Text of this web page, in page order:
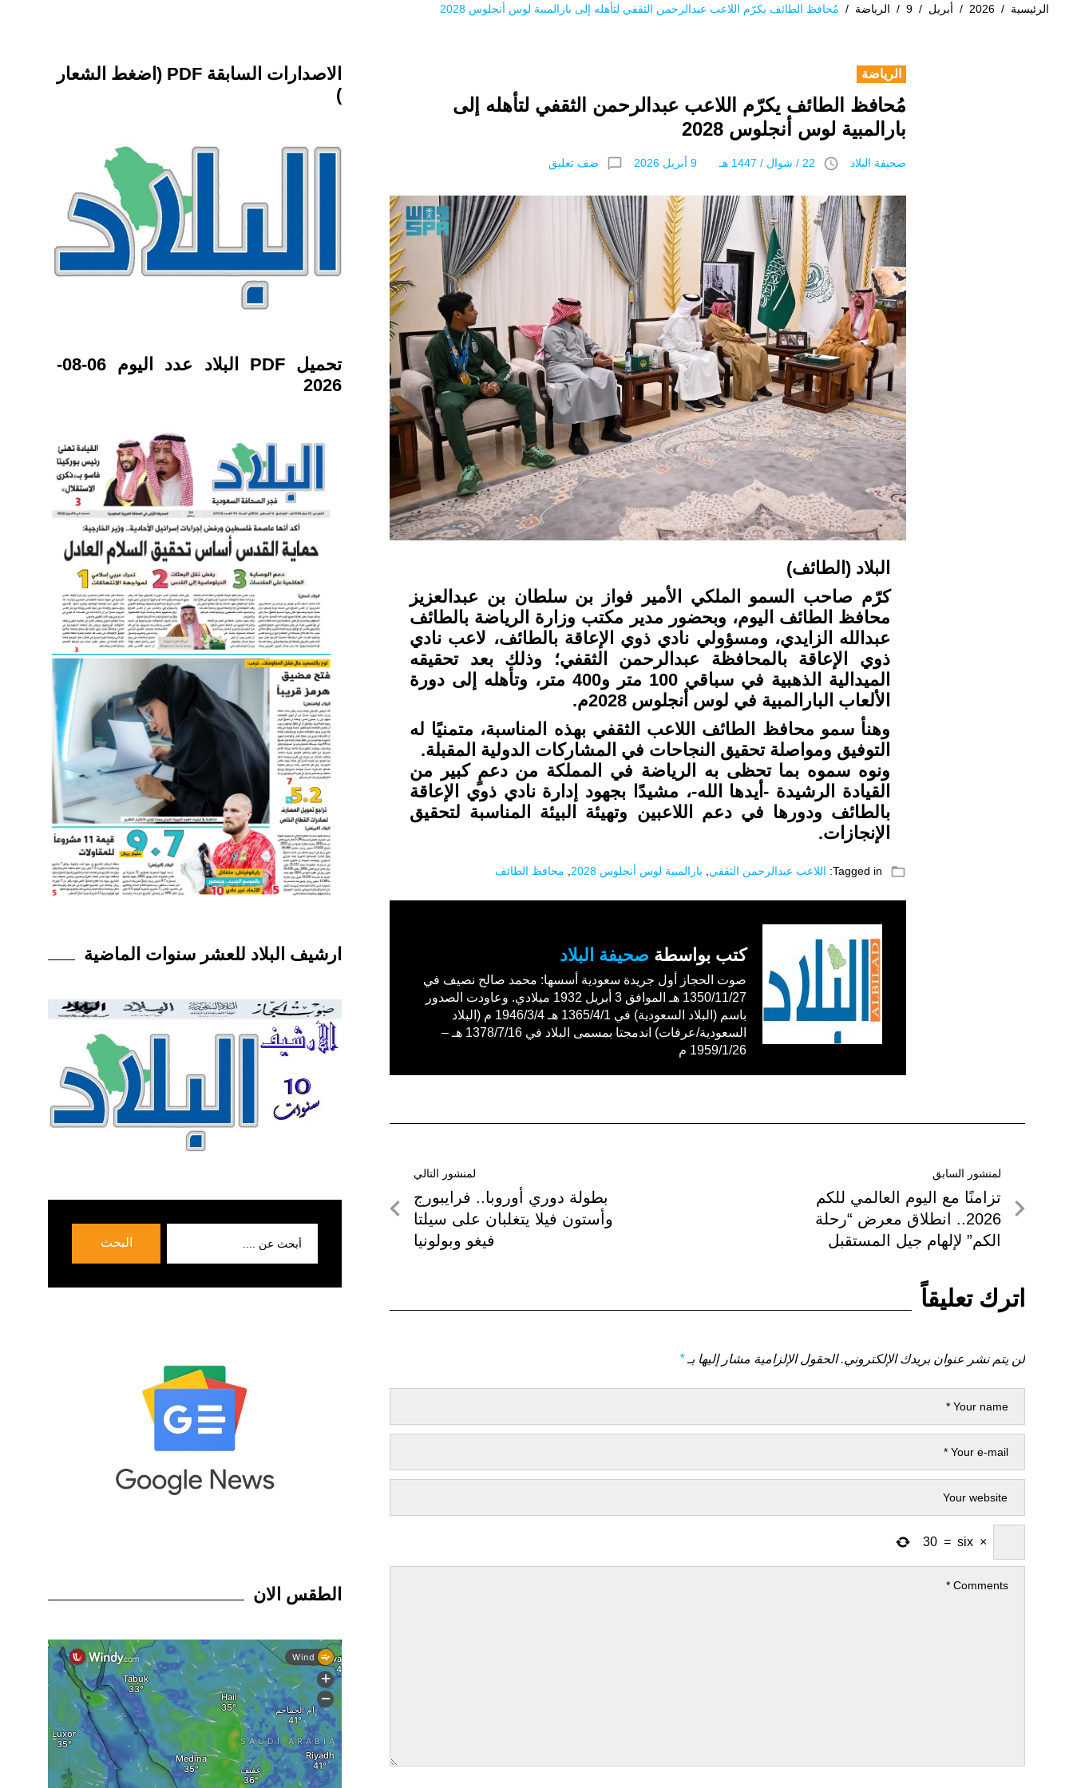
الرئيسية /
2026
/ أبريل /
9
/ الرياضة / مُحافظ الطائف يكرّم اللاعب عبدالرحمن الثقفي لتأهله إلى بارالمبية لوس أنجلوس 2028
الرياضة
مُحافظ الطائف يكرّم اللاعب عبدالرحمن الثقفي لتأهله إلى
بارالمبية لوس أنجلوس 2028
صحيفة البلاد access_time 22 / شوال / 1447 هـ 9 أبريل 2026 chat_bubble_outline ضف تعليق
البلاد (الطائف)
كرّم صاحب السمو الملكي الأمير فواز بن سلطان بن عبدالعزيز
محافظ الطائف اليوم، وبحضور مدير مكتب وزارة الرياضة بالطائف
عبدالله الزايدي، ومسؤولي نادي ذوي الإعاقة بالطائف، لاعب نادي
ذوي الإعاقة بالمحافظة عبدالرحمن الثقفي؛ وذلك بعد تحقيقه
الميدالية الذهبية في سباقي 100 متر و400 متر، وتأهله إلى دورة
الألعاب البارالمبية في لوس أنجلوس 2028م.
وهنأ سمو محافظ الطائف اللاعب الثقفي بهذه المناسبة، متمنيًا له
التوفيق ومواصلة تحقيق النجاحات في المشاركات الدولية المقبلة.
ونوه سموه بما تحظى به الرياضة في المملكة من دعمٍ كبير من
القيادة الرشيدة -أيدها الله-، مشيدًا بجهود إدارة نادي ذوي الإعاقة
بالطائف ودورها في دعم اللاعبين وتهيئة البيئة المناسبة لتحقيق
الإنجازات.
folder_open
Tagged in: اللاعب عبدالرحمن الثقفي بارالمبية لوس أنجلوس 2028 محافظ الطائف
كتب بواسطة صحيفة البلاد
صوت الحجاز أول جريدة سعودية أسسها: محمد صالح نصيف في
1350/11/27 هـ الموافق 3 أبريل 1932 ميلادي. وعاودت الصدور
باسم (البلاد السعودية) في 1365/4/1 هـ 1946/3/4 م (البلاد
السعودية/عرفات) اندمجتا بمسمى البلاد في 1378/7/16 هـ –
1959/1/26 م
تصفّح
المقالات
لمنشور السابق
لمنشور
السابق
تزامنًا مع اليوم العالمي للكم
2026.. انطلاق معرض “رحلة
الكم” لإلهام جيل المستقبل
لمنشور التالي
لمنشور
التالي
بطولة دوري أوروبا.. فرايبورج
وأستون فيلا يتغلبان على سيلتا
فيغو وبولونيا
اترك تعليقاً
لن يتم نشر عنوان بريدك الإلكتروني. الحقول الإلزامية مشار إليها بـ*
×
six
=
30
الاصدارات السابقة PDF (اضغط الشعار
)
تحميل PDF البلاد عدد اليوم 06-08-
2026
ارشيف البلاد للعشر سنوات الماضية
البحث
الطقس الان